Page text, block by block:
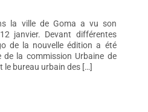
la ville de Goma a vu son
janvier. Devant différentes
de la nouvelle édition a été
la commission Urbaine de
le bureau urbain des […]